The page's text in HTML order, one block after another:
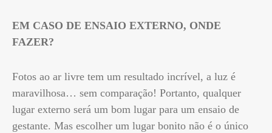
EM CASO DE ENSAIO EXTERNO, ONDE
FAZER?
Fotos ao ar livre tem um resultado incrível, a luz é
maravilhosa… sem comparação! Portanto, qualquer
lugar externo será um bom lugar para um ensaio de
gestante. Mas escolher um lugar bonito não é o único